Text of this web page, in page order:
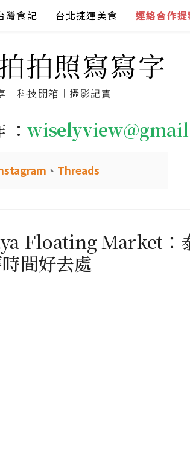
灣食記 台北捷運美食 連絡合作提
拍照寫寫字
︱科技開箱︱攝影記實
、 Threads
Floating Market：
間好去處